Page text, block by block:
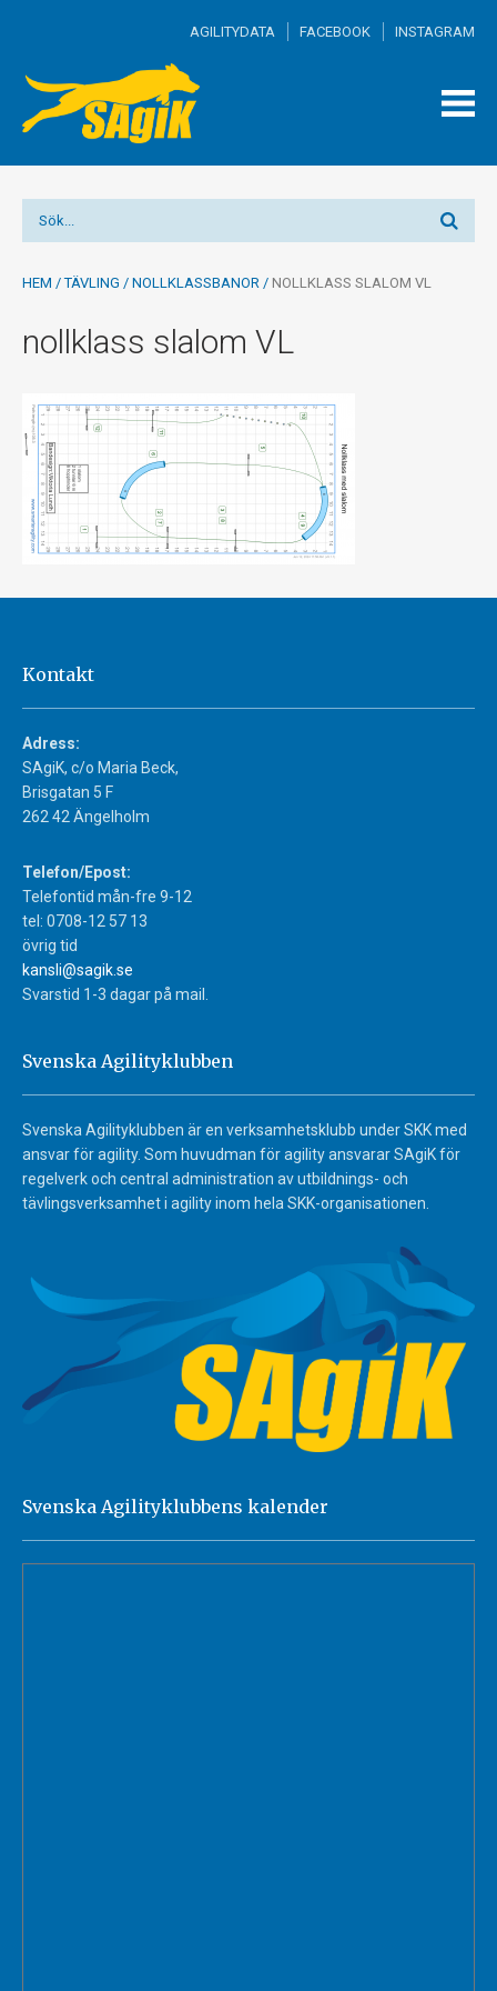
AGILITYDATA FACEBOOK INSTAGRAM
HEM /TÄVLING / NOLLKLASSBANOR / NOLLKLASS SLALOM VL
nollklass slalom VL
Kontakt
Adress:
SAgiK, c/o Maria Beck,
Brisgatan 5 F
262 42 Ängelholm
Telefon/Epost:
Telefontid mån-fre 9-12
tel: 0708-12 57 13
övrig tid
kansli@sagik.se
Svarstid 1-3 dagar på mail.
Svenska Agilityklubben
Svenska Agilityklubben är en verksamhetsklubb under SKK med
ansvar för agility. Som huvudman för agility ansvarar SAgiK för
regelverk och central administration av utbildnings- och
tävlingsverksamhet i agility inom hela SKK-organisationen.
Svenska Agilityklubbens kalender